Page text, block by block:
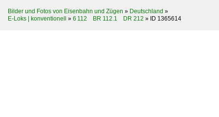
Bilder und Fotos von Eisenbahn und Zügen » Deutschland »
E-Loks | konventionell
» 6 112 BR 112.1 DR 212 » ID 1365614